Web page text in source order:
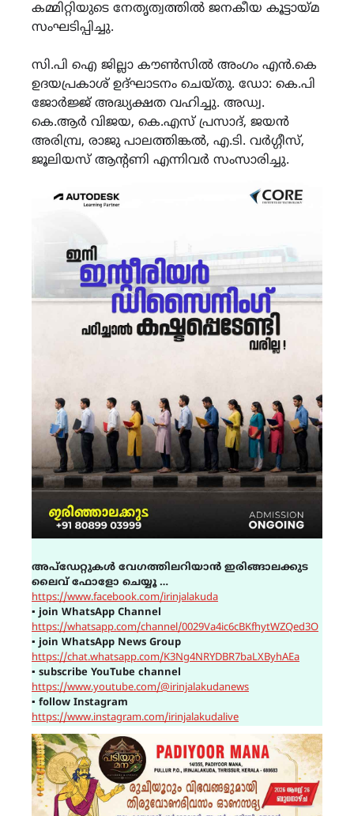
കമ്മിറ്റിയുടെ നേതൃത്വത്തിൽ ജനകീയ കൂട്ടായ്മ
സംഘടിപ്പിച്ചു.
സി.പി ഐ ജില്ലാ കൗൺസിൽ അംഗം എൻ.കെ
ഉദയപ്രകാശ് ഉദ്‌ഘാടനം ചെയ്തു. ഡോ: കെ.പി
ജോർജ്ജ് അദ്ധ്യക്ഷത വഹിച്ചു. അഡ്വ.
കെ.ആർ വിജയ, കെ.എസ് പ്രസാദ്, ജയൻ
അരിമ്പ്ര, രാജു പാലത്തിങ്കൽ, എ.ടി. വർഗ്ഗീസ്,
ജൂലിയസ് ആന്റണി എന്നിവർ സംസാരിച്ചു.
അപ്ഡേറ്റുകൾ വേഗത്തിലറിയാൻ ഇരിങ്ങാലക്കുട
ലൈവ് ഫോളോ ചെയ്യൂ …
https://www.facebook.com/irinjalakuda
▪ join WhatsApp Channel
https://whatsapp.com/channel/0029Va4ic6cBKfhytWZQed3O
▪ join WhatsApp News Group
https://chat.whatsapp.com/K3Ng4NRYDBR7baLXByhAEa
▪ subscribe YouTube channel
https://www.youtube.com/@irinjalakudanews
▪ follow Instagram
https://www.instagram.com/irinjalakudalive